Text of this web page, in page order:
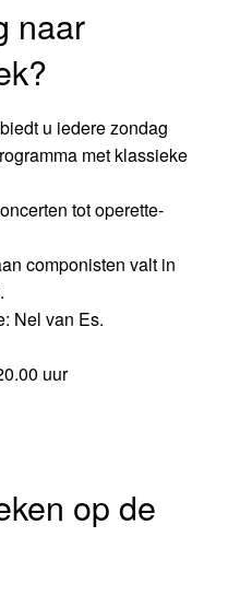
naar
u iedere zondag
met klassieke
tot operette-
componisten valt in
Nel van Es.
uur
op de